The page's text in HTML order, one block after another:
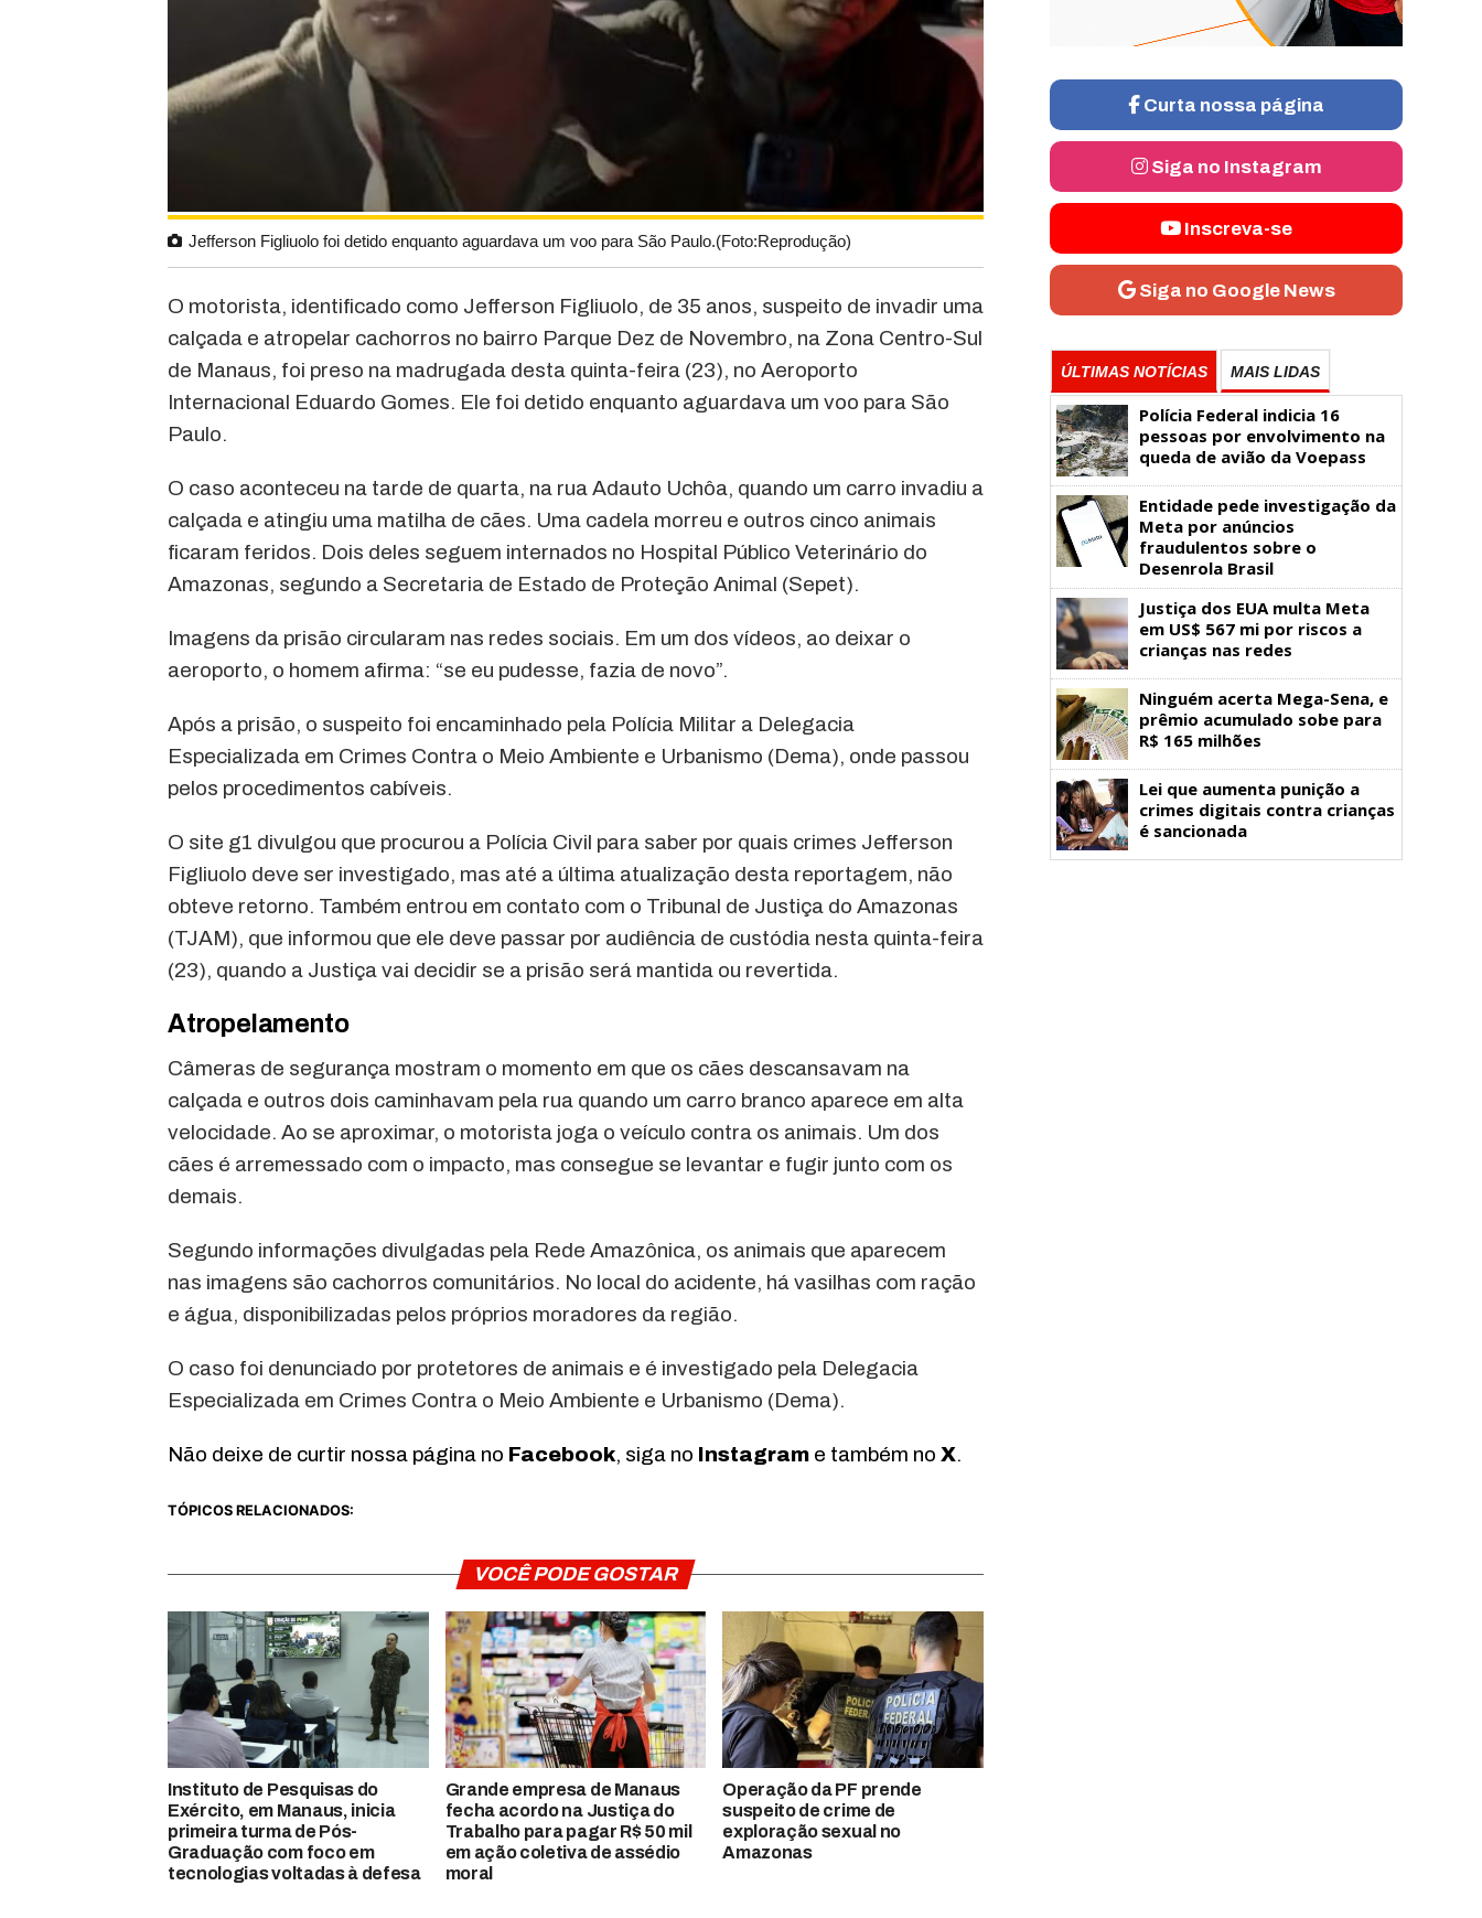
Jefferson Figliuolo foi detido enquanto aguardava um voo para São Paulo.(Foto:Reprodução)
O motorista, identificado como Jefferson Figliuolo, de 35 anos, suspeito de invadir uma
calçada e atropelar cachorros no bairro Parque Dez de Novembro, na Zona Centro-Sul
de Manaus, foi preso na madrugada desta quinta-feira (23), no Aeroporto
Internacional Eduardo Gomes. Ele foi detido enquanto aguardava um voo para São
Paulo.
O caso aconteceu na tarde de quarta, na rua Adauto Uchôa, quando um carro invadiu a
calçada e atingiu uma matilha de cães. Uma cadela morreu e outros cinco animais
ficaram feridos. Dois deles seguem internados no Hospital Público Veterinário do
Amazonas, segundo a Secretaria de Estado de Proteção Animal (Sepet).
Imagens da prisão circularam nas redes sociais. Em um dos vídeos, ao deixar o
aeroporto, o homem afirma: “se eu pudesse, fazia de novo”.
Após a prisão, o suspeito foi encaminhado pela Polícia Militar a Delegacia
Especializada em Crimes Contra o Meio Ambiente e Urbanismo (Dema), onde passou
pelos procedimentos cabíveis.
O site g1 divulgou que procurou a Polícia Civil para saber por quais crimes Jefferson
Figliuolo deve ser investigado, mas até a última atualização desta reportagem, não
obteve retorno. Também entrou em contato com o Tribunal de Justiça do Amazonas
(TJAM), que informou que ele deve passar por audiência de custódia nesta quinta-feira
(23), quando a Justiça vai decidir se a prisão será mantida ou revertida.
Atropelamento
Câmeras de segurança mostram o momento em que os cães descansavam na
calçada e outros dois caminhavam pela rua quando um carro branco aparece em alta
velocidade. Ao se aproximar, o motorista joga o veículo contra os animais. Um dos
cães é arremessado com o impacto, mas consegue se levantar e fugir junto com os
demais.
Segundo informações divulgadas pela Rede Amazônica, os animais que aparecem
nas imagens são cachorros comunitários. No local do acidente, há vasilhas com ração
e água, disponibilizadas pelos próprios moradores da região.
O caso foi denunciado por protetores de animais e é investigado pela Delegacia
Especializada em Crimes Contra o Meio Ambiente e Urbanismo (Dema).
Não deixe de curtir nossa página no Facebook, siga no Instagram e também no X.
TÓPICOS RELACIONADOS:
VOCÊ PODE GOSTAR
Instituto de Pesquisas do
Exército, em Manaus, inicia
primeira turma de Pós-
Graduação com foco em
tecnologias voltadas à defesa
Grande empresa de Manaus
fecha acordo na Justiça do
Trabalho para pagar R$ 50 mil
em ação coletiva de assédio
moral
Operação da PF prende
suspeito de crime de
exploração sexual no
Amazonas
Curta nossa página
Siga no Instagram
Inscreva-se
Siga no Google News
ÚLTIMAS NOTÍCIAS MAIS LIDAS
Polícia Federal indicia 16
pessoas por envolvimento na
queda de avião da Voepass
Entidade pede investigação da
Meta por anúncios
fraudulentos sobre o
Desenrola Brasil
Justiça dos EUA multa Meta
em US$ 567 mi por riscos a
crianças nas redes
Ninguém acerta Mega-Sena, e
prêmio acumulado sobe para
R$ 165 milhões
Lei que aumenta punição a
crimes digitais contra crianças
é sancionada